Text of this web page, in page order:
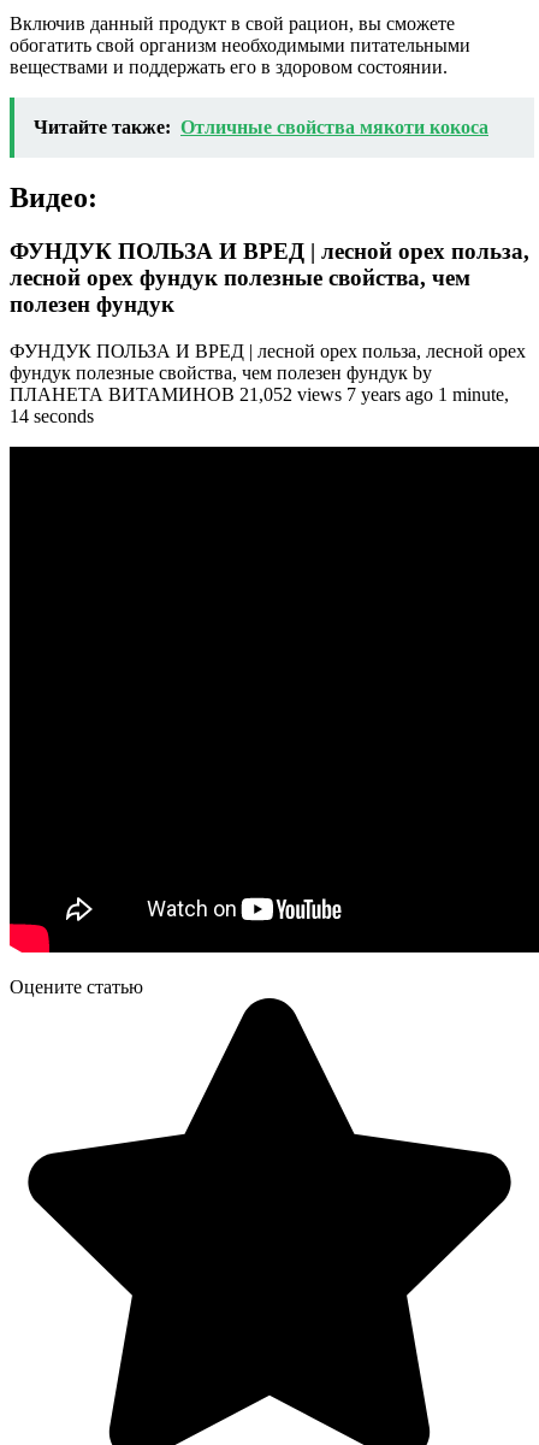
Включив данный продукт в свой рацион, вы сможете
обогатить свой организм необходимыми питательными
веществами и поддержать его в здоровом состоянии.
Читайте также: Отличные свойства мякоти кокоса
Видео:
ФУНДУК ПОЛЬЗА И ВРЕД | лесной орех польза,
лесной орех фундук полезные свойства, чем
полезен фундук
ФУНДУК ПОЛЬЗА И ВРЕД | лесной орех польза, лесной орех
фундук полезные свойства, чем полезен фундук by
ПЛАНЕТА ВИТАМИНОВ 21,052 views 7 years ago 1 minute,
14 seconds
Оцените статью